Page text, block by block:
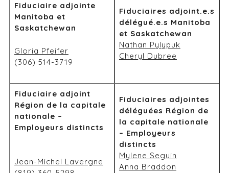
Fiduciaire adjointe
Manitoba et
Saskatchewan
Gloria Pfeifer
(306) 514-3719
Fiduciaires adjoint.e.s
délégué.e.s Manitoba
et Saskatchewan
Nathan Pylypuk
Cheryl Dubree
Fiduciaire adjoint
Région de la capitale
nationale –
Employeurs distincts
Jean-Michel Lavergne
Fiduciaires adjointes
déléguées Région de
la capitale nationale
– Employeurs
distincts
Mylene Seguin
Anna Braddon